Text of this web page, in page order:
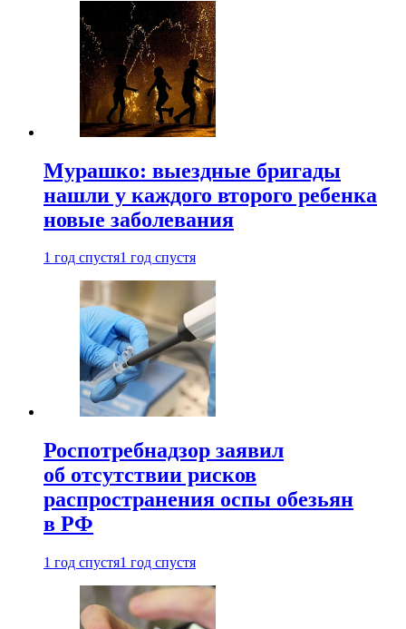
Мурашко: выездные бригады
нашли у каждого второго ребенка
новые заболевания
1 год спустя1 год спустя
Роспотребнадзор заявил
об отсутствии рисков
распространения оспы обезьян
в РФ
1 год спустя1 год спустя